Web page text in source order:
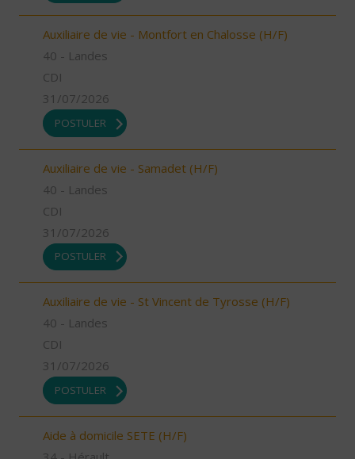
Auxiliaire de vie - Montfort en Chalosse (H/F)
40 - Landes
CDI
31/07/2026
POSTULER
Auxiliaire de vie - Samadet (H/F)
40 - Landes
CDI
31/07/2026
POSTULER
Auxiliaire de vie - St Vincent de Tyrosse (H/F)
40 - Landes
CDI
31/07/2026
POSTULER
Aide à domicile SETE (H/F)